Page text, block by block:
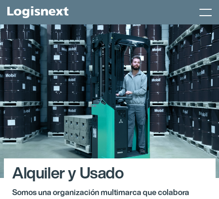
Skip
content
Menu
Alquiler y Usado
Somos una organización multimarca que colabora